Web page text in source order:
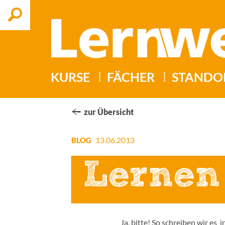
KURSE FÄCHER
Suchen
zur Übersicht
BLOG 13.06.2013
Ja, bitte! So schreiben wir es